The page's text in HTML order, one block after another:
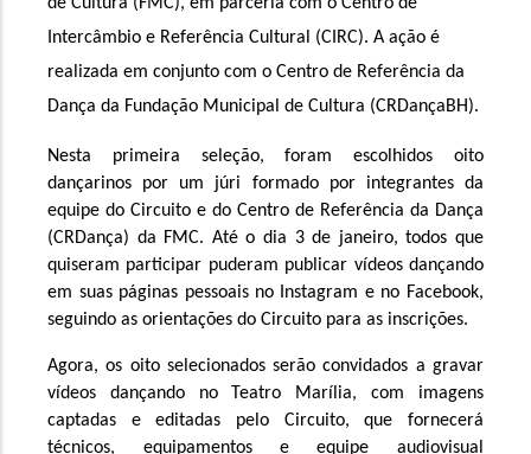
de Cultura (FMC), em parceria com o Centro de
Intercâmbio e Referência Cultural (CIRC). A ação é
realizada em conjunto com o Centro de Referência da
Dança da Fundação Municipal de Cultura (CRDançaBH).
Nesta primeira seleção, foram escolhidos oito
dançarinos por um júri formado por integrantes da
equipe do Circuito e do Centro de Referência da Dança
(CRDança) da FMC. Até o dia 3 de janeiro, todos que
quiseram participar puderam publicar vídeos dançando
em suas páginas pessoais no Instagram e no Facebook,
seguindo as orientações do Circuito para as inscrições.
Agora, os oito selecionados serão convidados a gravar
vídeos dançando no Teatro Marília, com imagens
captadas e editadas pelo Circuito, que fornecerá
técnicos, equipamentos e equipe audiovisual